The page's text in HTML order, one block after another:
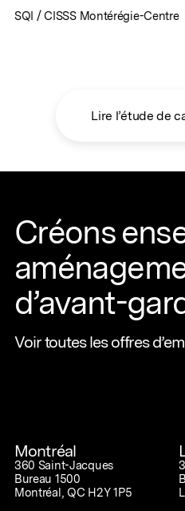
SQI / CISSS Montérégie-Centre
Lire l’étude de
Créons
d’avant-
Voir toutes les offres
Voir toutes les offres
Montréal
360 Saint-Jacques
Bureau 1500
Montréal, QC H2Y 1P5